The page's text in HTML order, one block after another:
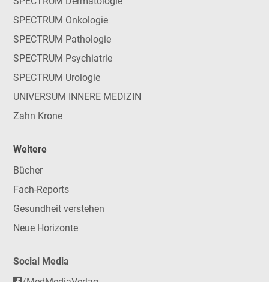
SPECTRUM Onkologie
SPECTRUM Pathologie
SPECTRUM Psychiatrie
SPECTRUM Urologie
UNIVERSUM INNERE MEDIZIN
Zahn Krone
Weitere
Bücher
Fach-Reports
Gesundheit verstehen
Neue Horizonte
Social Media